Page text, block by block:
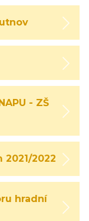
- ZŠ
2022
hradní